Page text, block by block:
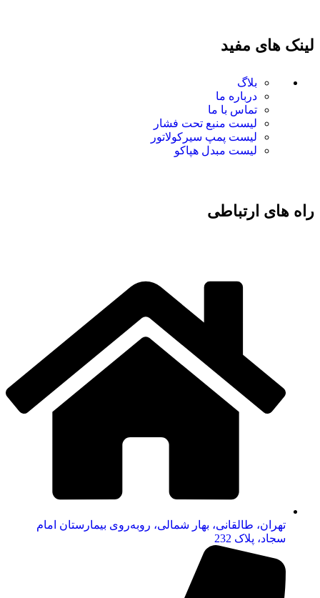
لینک های مفید
بلاگ
درباره ما
تماس با ما
لیست منبع تحت فشار
لیست پمپ سیرکولاتور
لیست مبدل هپاکو
راه های ارتباطی
تهران، طالقانی، بهار شمالی، روبه‌روی بیمارستان امام
سجاد، پلاک 232